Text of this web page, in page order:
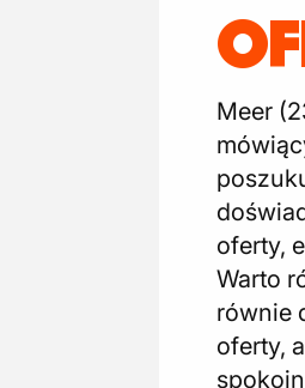
Meer
oferty,
Warto
równie
oferty,